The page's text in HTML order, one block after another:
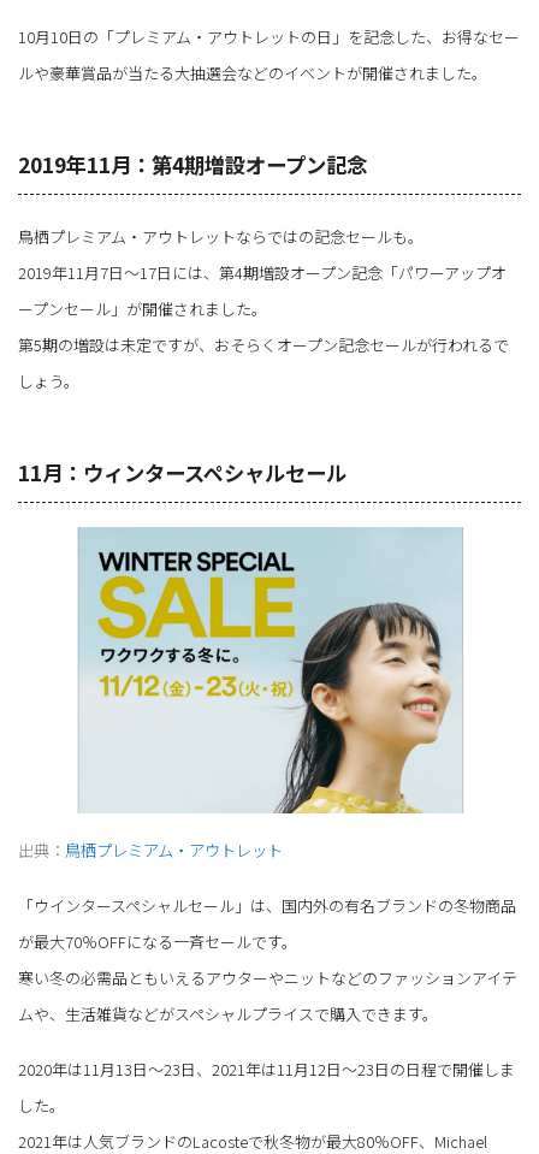
10月10日の「プレミアム・アウトレットの日」を記念した、お得なセー
ルや豪華賞品が当たる大抽選会などのイベントが開催されました。
2019年11月：第4期増設オープン記念
鳥栖プレミアム・アウトレットならではの記念セールも。
2019年11月7日～17日には、第4期増設オープン記念「パワーアップオ
ープンセール」が開催されました。
第5期の増設は未定ですが、おそらくオープン記念セールが行われるで
しょう。
11月：ウィンタースペシャルセール
出典： 鳥栖プレミアム・アウトレット
「ウインタースペシャルセール」は、国内外の有名ブランドの冬物商品
が最大70％OFFになる一斉セールです。
寒い冬の必需品ともいえるアウターやニットなどのファッションアイテ
ムや、生活雑貨などがスペシャルプライスで購入できます。
2020年は11月13日～23日、2021年は11月12日～23日の日程で開催しま
した。
2021年は人気ブランドのLacosteで秋冬物が最大80％OFF、Michael